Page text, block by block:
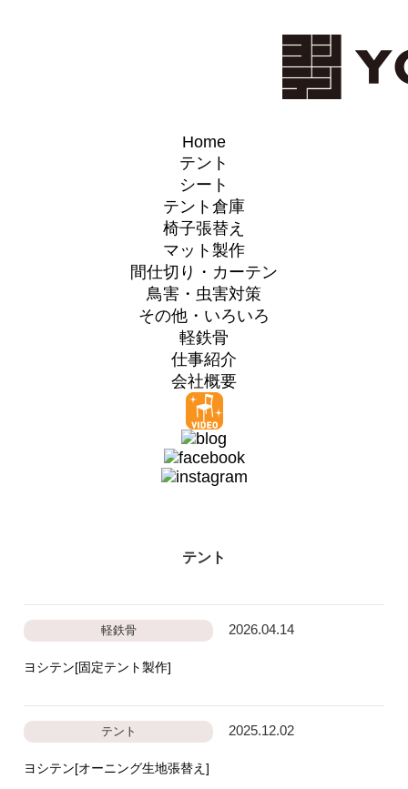
Home
テント
シート
テント倉庫
椅子張替え
マット製作
間仕切り・カーテン
鳥害・虫害対策
その他・いろいろ
軽鉄骨
仕事紹介
会社概要
テント
軽鉄骨 2026.04.14
ヨシテン[固定テント製作]
テント 2025.12.02
ヨシテン[オーニング生地張替え]